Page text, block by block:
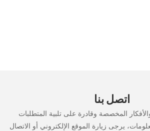
اتصل بنا
المخصصة وقادرة على تلبية المتطلبات
يرجى زيارة الموقع الإلكتروني أو الاتصال